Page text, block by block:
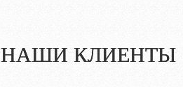
НАШИ КЛИЕНТЫ